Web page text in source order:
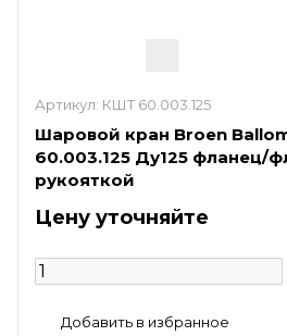
Артикул: КШТ 60.003.125
Шаровой кран Broen
60.003.125 Ду125 фланец/
рукояткой
Цену уточняйте